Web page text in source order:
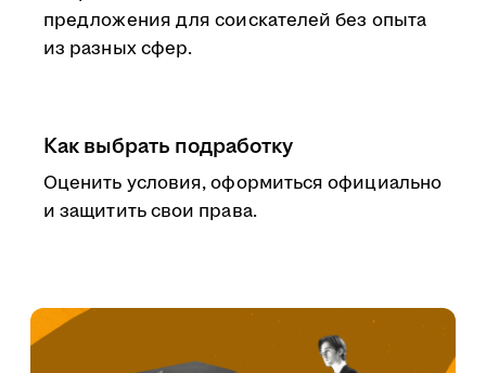
предложения для соискателей без опыта
из разных сфер.
Как выбрать подработку
Оценить условия, оформиться официально
и защитить свои права.